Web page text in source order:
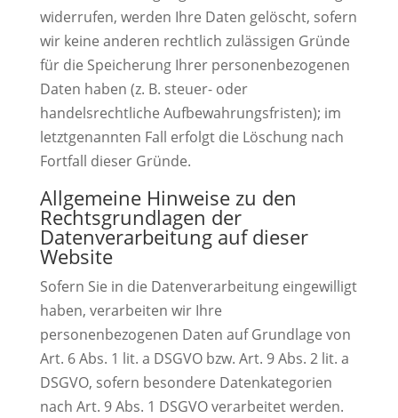
widerrufen, werden Ihre Daten gelöscht, sofern
wir keine anderen rechtlich zulässigen Gründe
für die Speicherung Ihrer personenbezogenen
Daten haben (z. B. steuer- oder
handelsrechtliche Aufbewahrungsfristen); im
letztgenannten Fall erfolgt die Löschung nach
Fortfall dieser Gründe.
Allgemeine Hinweise zu den
Rechtsgrundlagen der
Datenverarbeitung auf dieser
Website
Sofern Sie in die Datenverarbeitung eingewilligt
haben, verarbeiten wir Ihre
personenbezogenen Daten auf Grundlage von
Art. 6 Abs. 1 lit. a DSGVO bzw. Art. 9 Abs. 2 lit. a
DSGVO, sofern besondere Datenkategorien
nach Art. 9 Abs. 1 DSGVO verarbeitet werden.